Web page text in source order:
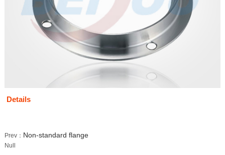
Details
Prev： Non-standard flange
Null